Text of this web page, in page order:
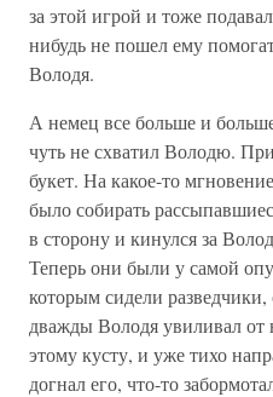
за этой игрой и тоже
нибудь не пошел ему
Володя.
А немец все больше и
чуть не схватил Володю.
букет. На какое-то
было собирать
в сторону и кинулся за
Теперь они были у самой
которым сидели
дважды Володя увиливал
этому кусту, и уже тихо
догнал его, что-то